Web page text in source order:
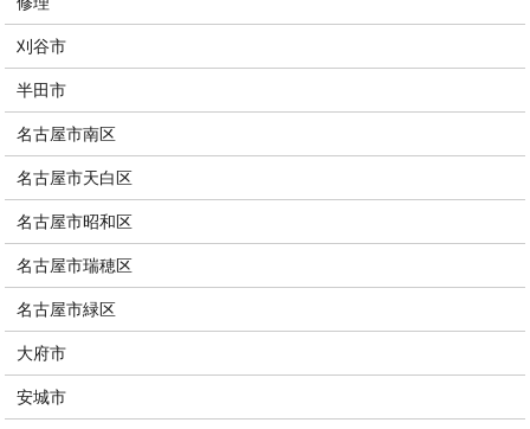
刈谷市
半田市
名古屋市南区
名古屋市天白区
名古屋市昭和区
名古屋市瑞穂区
名古屋市緑区
大府市
安城市